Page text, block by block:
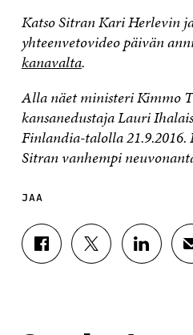
Katso Sitran Kari Herlevin
yhteenvetovideo päivän
kanavalta.
Alla näet ministeri Kimmo
kansanedustaja Lauri
Finlandia-talolla 21.9.2016.
Sitran vanhempi
JAA
J
A
J
A
J
A